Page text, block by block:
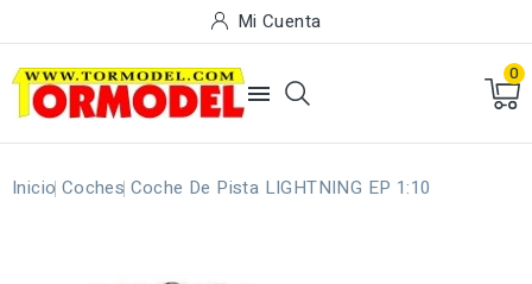
Mi Cuenta

0
Inicio Coches Coche De Pista LIGHTNING EP 1:10